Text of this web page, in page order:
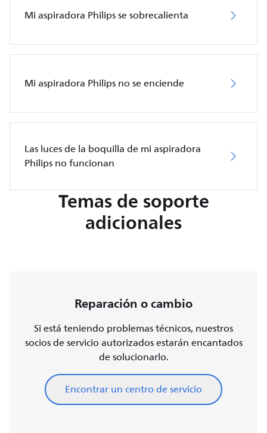
Mi aspiradora Philips se sobrecalienta
Mi aspiradora Philips no se enciende
Las luces de la boquilla de mi aspiradora
Philips no funcionan
Temas de soporte
adicionales
Reparación o cambio
Si está teniendo problemas técnicos, nuestros
socios de servicio autorizados estarán encantados
de solucionarlo.
Encontrar un centro de servicio